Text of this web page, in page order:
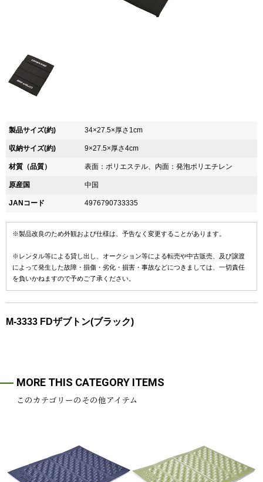
製品サイズ(約) 34×27.5×厚さ1cm
収納サイズ(約) 9×27.5×厚さ4cm
材質（品質） 表面：ポリエステル、内面：発泡ポリエチレン
原産国 中国
JANコード 4976790733335
※製品改良のため外観および仕様は、予告なく変更することがあります。
※レンタル等による貸し出し、オークション等による転売や中古販売、及び譲渡
によって発生した故障・損傷・劣化・損害・事故などにつきましては、一切責任
を負いかねますので予めご了承ください。
M-3333 FDザブトン(ブラック)
MORE THIS CATEGORY ITEMS
このカテゴリーのその他アイテム